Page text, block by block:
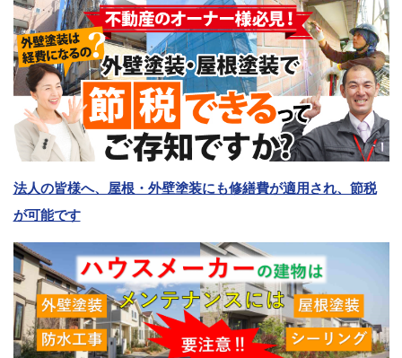
法人の皆様へ、屋根・外壁塗装にも修繕費が適用され、節税
が可能です